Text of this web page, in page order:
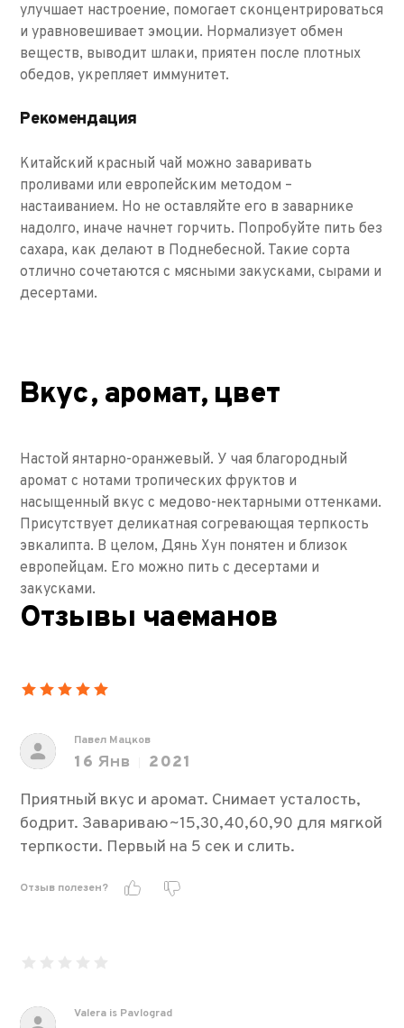
улучшает настроение, помогает сконцентрироваться
и уравновешивает эмоции. Нормализует обмен
веществ, выводит шлаки, приятен после плотных
обедов, укрепляет иммунитет.
Рекомендация
Китайский красный чай можно заваривать
проливами или европейским методом –
настаиванием. Но не оставляйте его в заварнике
надолго, иначе начнет горчить. Попробуйте пить без
сахара, как делают в Поднебесной. Такие сорта
отлично сочетаются с мясными закусками, сырами и
десертами.
Вкус, аромат, цвет
Настой янтарно-оранжевый. У чая благородный
аромат с нотами тропических фруктов и
насыщенный вкус с медово-нектарными оттенками.
Присутствует деликатная согревающая терпкость
эвкалипта. В целом, Дянь Хун понятен и близок
европейцам. Его можно пить с десертами и
закусками.
Отзывы чаеманов
Павел Мацков
16 Янв
2021
Приятный вкус и аромат. Снимает усталость,
бодрит. Завариваю~15,30,40,60,90 для мягкой
терпкости. Первый на 5 сек и слить.
Отзыв полезен?
Valera is Pavlograd